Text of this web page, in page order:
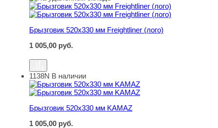
Брызговик 520х330 мм Freightliner (лого)
1 005,00 руб.
Брызговик 520х330 мм KAMAZ
1138N В наличии
Брызговик 520х330 мм KAMAZ
1 005,00 руб.